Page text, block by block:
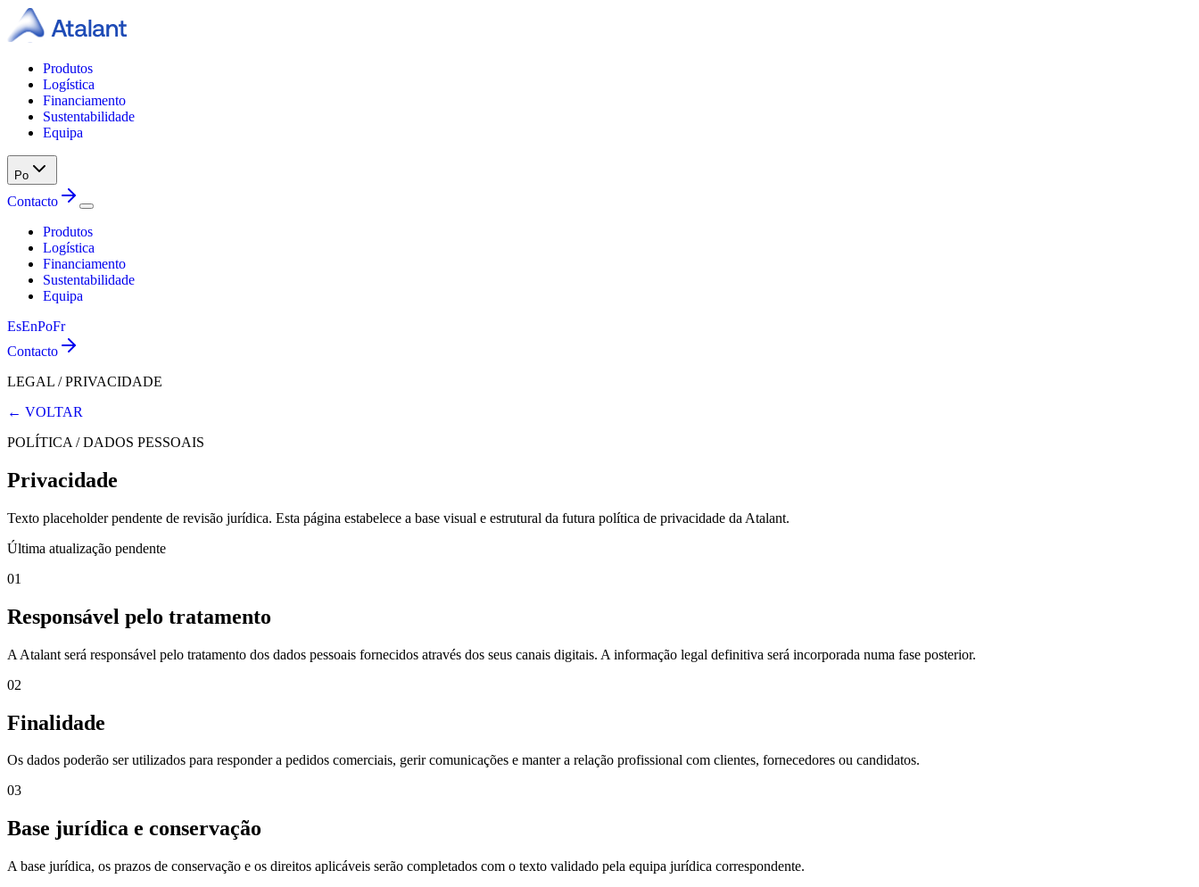
Produtos
Logística
Financiamento
Sustentabilidade
Equipa
Po
Contacto
Produtos
Logística
Financiamento
Sustentabilidade
Equipa
EsEnPoFr
Contacto
LEGAL / PRIVACIDADE
← VOLTAR
POLÍTICA / DADOS PESSOAIS
Privacidade
Texto placeholder pendente de revisão jurídica. Esta página estabelece a base visual e estrutural da futura política de privacidade da Atalant.
Última atualização pendente
01
Responsável pelo tratamento
A Atalant será responsável pelo tratamento dos dados pessoais fornecidos através dos seus canais digitais. A informação legal definitiva será incorporada numa fase posterior.
02
Finalidade
Os dados poderão ser utilizados para responder a pedidos comerciais, gerir comunicações e manter a relação profissional com clientes, fornecedores ou candidatos.
03
Base jurídica e conservação
A base jurídica, os prazos de conservação e os direitos aplicáveis serão completados com o texto validado pela equipa jurídica correspondente.